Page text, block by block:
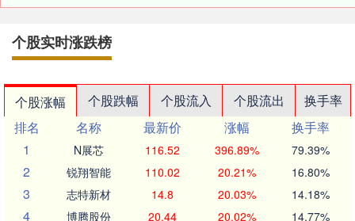
个股实时涨跌榜
个股涨幅 个股跌幅 个股流入 个股流出
换手率
排名
名称 最新价 涨幅
换手率
1
N展芯 116.52 396.89% 79.39%
2 锐翔智能 110.02 20.21% 16.80%
3 志特新材 14.8 20.03% 14.18%
4 博腾股份 20.44 20.02% 14.77%